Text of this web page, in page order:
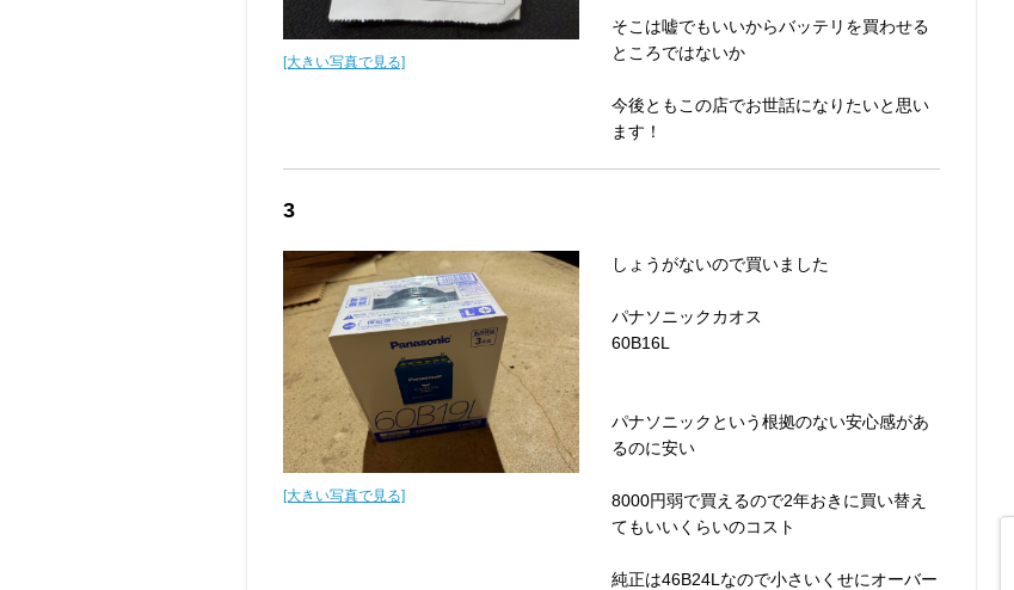
[大きい写真で見る]
そこは嘘でもいいからバッテリを買わせる
ところではないか
今後ともこの店でお世話になりたいと思い
ます！
3
[大きい写真で見る]
しょうがないので買いました
パナソニックカオス
60B16L
パナソニックという根拠のない安心感があ
るのに安い
8000円弱で買えるので2年おきに買い替え
てもいいくらいのコスト
純正は46B24Lなので小さいくせにオーバー